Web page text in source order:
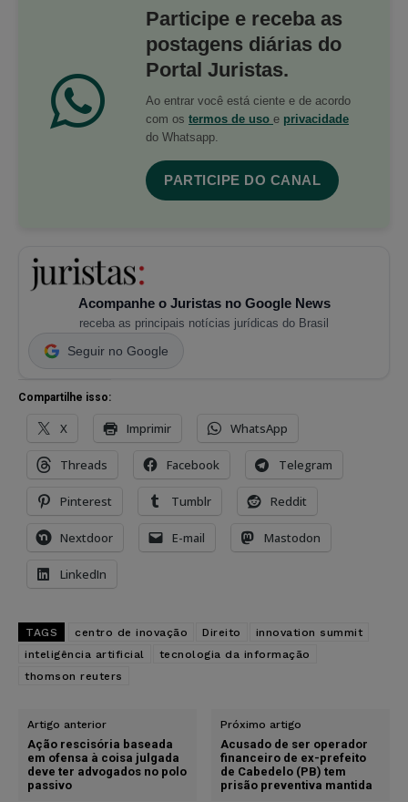
Participe e receba as
postagens diárias do
Portal Juristas.
Ao entrar você está ciente e de acordo
com os termos de uso e privacidade
do Whatsapp.
PARTICIPE DO CANAL
Acompanhe o Juristas no Google News
receba as principais notícias jurídicas do Brasil
Seguir no Google
Compartilhe isso:
X Imprimir WhatsApp
Threads Facebook Telegram
Pinterest Tumblr Reddit
Nextdoor E-mail Mastodon
LinkedIn
TAGS centro de inovação Direito
innovation summit
inteligência artificial
tecnologia da informação
thomson reuters
Artigo anterior
Ação rescisória baseada
em ofensa à coisa julgada
deve ter advogados no polo
passivo
Próximo artigo
Acusado de ser operador
financeiro de ex-prefeito
de Cabedelo (PB) tem
prisão preventiva mantida